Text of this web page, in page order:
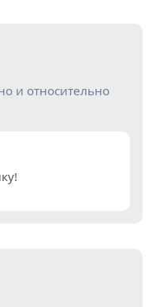
и относительно